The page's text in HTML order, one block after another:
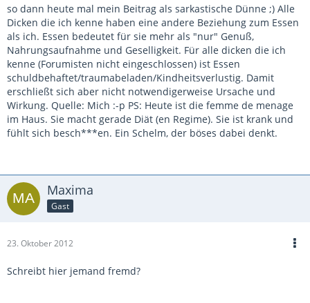
so dann heute mal mein Beitrag als sarkastische Dünne ;) Alle
Dicken die ich kenne haben eine andere Beziehung zum Essen
als ich. Essen bedeutet für sie mehr als "nur" Genuß,
Nahrungsaufnahme und Geselligkeit. Für alle dicken die ich
kenne (Forumisten nicht eingeschlossen) ist Essen
schuldbehaftet/traumabeladen/Kindheitsverlustig. Damit
erschließt sich aber nicht notwendigerweise Ursache und
Wirkung. Quelle: Mich :-p PS: Heute ist die femme de menage
im Haus. Sie macht gerade Diät (en Regime). Sie ist krank und
fühlt sich besch***en. Ein Schelm, der böses dabei denkt.
Maxima
Gast
23. Oktober 2012
Schreibt hier jemand fremd?